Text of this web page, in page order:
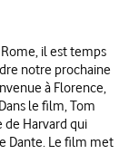
il est temps
notre prochaine
à Florence,
le film, Tom
de Harvard qui
Dante. Le film met